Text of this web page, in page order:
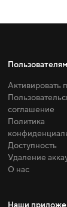
Активировать
соглашение
Политика
Доступность
Удаление
О нас